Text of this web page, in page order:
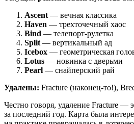
Ascent — вечная классика
Haven — трехточечный хаос
Bind — телепорт-рулетка
Split — вертикальный ад
Icebox — геометрическая
Lotus — новинка с дверьми
Pearl — снайперский рай
Удалены: Fracture (наконец-то!),
Честно говоря, удаление Fracture —
за последний год. Карта была